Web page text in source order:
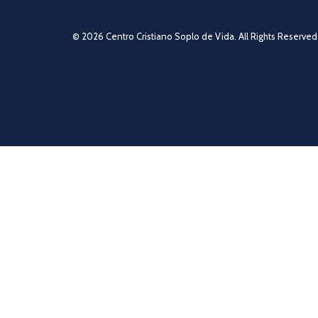
© 2026 Centro Cristiano Soplo de Vida. All Rights